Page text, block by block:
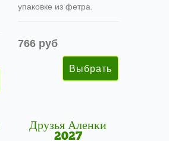
упаковке из фетра.
766 руб
Друзья Аленки
2027